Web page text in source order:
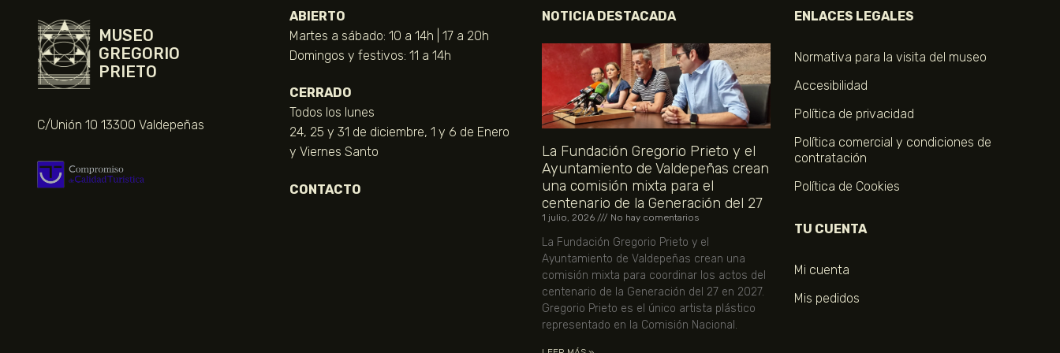
MUSEO
GREGORIO
PRIETO
C/Unión 10 13300 Valdepeñas
ABIERTO
Martes a sábado: 10 a 14h | 17 a 20h
Domingos y festivos: 11 a 14h
CERRADO
Todos los lunes
24, 25 y 31 de diciembre, 1 y 6 de Enero
y Viernes Santo
CONTACTO
NOTICIA DESTACADA
La Fundación Gregorio Prieto y el
Ayuntamiento de Valdepeñas crean
una comisión mixta para el
centenario de la Generación del 27
1 julio, 2026 No hay comentarios
La Fundación Gregorio Prieto y el
Ayuntamiento de Valdepeñas crean una
comisión mixta para coordinar los actos del
centenario de la Generación del 27 en 2027.
Gregorio Prieto es el único artista plástico
representado en la Comisión Nacional.
ENLACES LEGALES
Normativa para la visita del museo
Accesibilidad
Política de privacidad
Política comercial y condiciones de
contratación
Política de Cookies
TU CUENTA
Mi cuenta
Mis pedidos